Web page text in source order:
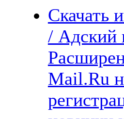
Скачать
/ Адский
Mail.Ru